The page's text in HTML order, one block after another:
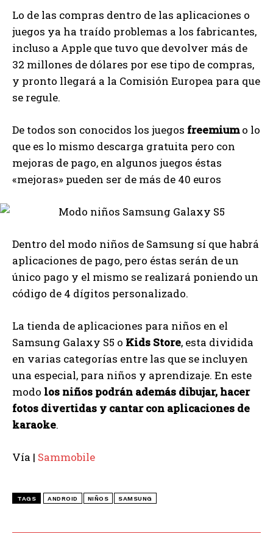
Lo de las compras dentro de las aplicaciones o
juegos ya ha traído problemas a los fabricantes,
incluso a Apple que tuvo que devolver más de
32 millones de dólares por ese tipo de compras,
y pronto llegará a la Comisión Europea para que
se regule.
De todos son conocidos los juegos freemiumo lo
que es lo mismo descarga gratuita pero con
mejoras de pago, en algunos juegos éstas
«mejoras» pueden ser de más de 40 euros
Dentro del modo niños de Samsung sí que habrá
aplicaciones de pago, pero éstas serán de un
único pago y el mismo se realizará poniendo un
código de 4 dígitos personalizado.
La tienda de aplicaciones para niños en el
Samsung Galaxy S5 o Kids Store, esta dividida
en varias categorías entre las que se incluyen
una especial, para niños y aprendizaje. En este
modo los niños podrán además dibujar, hacer
fotos divertidas y cantar con aplicaciones de
karaoke.
Vía | Sammobile
TAGS ANDROID NIÑOS SAMSUNG